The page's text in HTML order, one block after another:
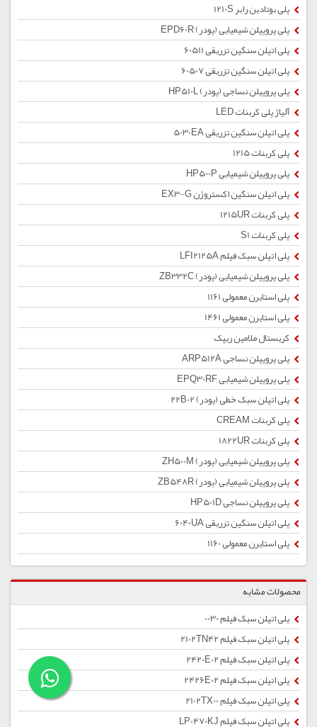
پلی بوتادین رابر 1210S
پلی پروپیلن شیمیایی (پودر) EPD60R
پلی اتیلن سنگین تزریقی 60511
پلی اتیلن سنگین تزریقی 60507
پلی پروپیلن نساجی (پودر) HP510L
آلیاژ پلی کربنات LED
پلی اتیلن سنگین تزریقی 5030EA
پلی کربنات 1215
پلی پروپیلن شیمیایی HP500P
پلی اتیلن سنگین اکستروژن EX3-G
پلی کربنات 1215UR
پلی کربنات S1
پلی اتیلن سبک فیلم LFI2125A
پلی پروپیلن شیمیایی (پودر) ZB332C
پلی استایرن معمولی 1161
پلی استایرن معمولی 1461
کریستال ملامین ریپک
پلی پروپیلن نساجی ARP512A
پلی پروپیلن شیمیایی EPQ30RF
پلی اتیلن سبک خطی (پودر) 22B02
پلی کربنات CREAM
پلی کربنات 1822UR
پلی پروپیلن شیمیایی (پودر) ZH500M
پلی پروپیلن شیمیایی (پودر) ZB548R
پلی پروپیلن نساجی HP501D
پلی اتیلن سنگین تزریقی 6040UA
پلی استایرن معمولی 1160
محصولات مشابه
پلی اتیلن سبک فیلم 0030
پلی اتیلن سبک فیلم 2102TN42
پلی اتیلن سبک فیلم 2420E02
پلی اتیلن سبک فیلم 2426E02
پلی اتیلن سبک فیلم 2102TX00
پلی اتیلن سبک فیلم LP0470KJ